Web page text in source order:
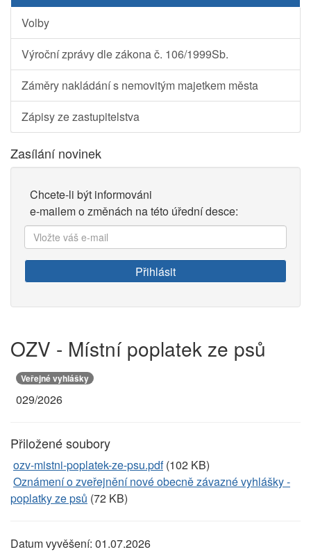
Volby
Výroční zprávy dle zákona č. 106/1999Sb.
Záměry nakládání s nemovitým majetkem města
Zápisy ze zastupitelstva
Zasílání novinek
Chcete-li být informováni
e-mailem o změnách na této úřední desce:
Vložte
váš
e-
mail:
Přihlásit
OZV - Místní poplatek ze psů
Veřejné vyhlášky
029/2026
Přiložené soubory
ozv-mistni-poplatek-ze-psu.pdf(102 KB)
Oznámení o zveřejnění nové obecně závazné vyhlášky -
poplatky ze psů (72 KB)
Datum vyvěšení: 01.07.2026